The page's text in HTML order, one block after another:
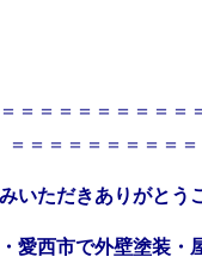
＝＝＝＝＝＝＝＝＝
＝＝＝＝＝＝＝＝＝＝
いただきありがとう
愛西市で外壁塗装・